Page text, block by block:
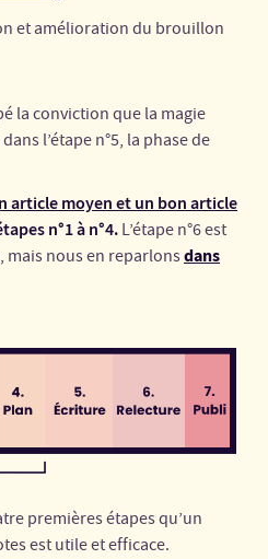
et amélioration du brouillon
la conviction que la magie
l’étape n°5, la phase de
article moyen et un bon article
n°1 à n°4. L’étape n°6 est
nous en reparlonsdans
premières étapes qu’un
est utile et efficace.